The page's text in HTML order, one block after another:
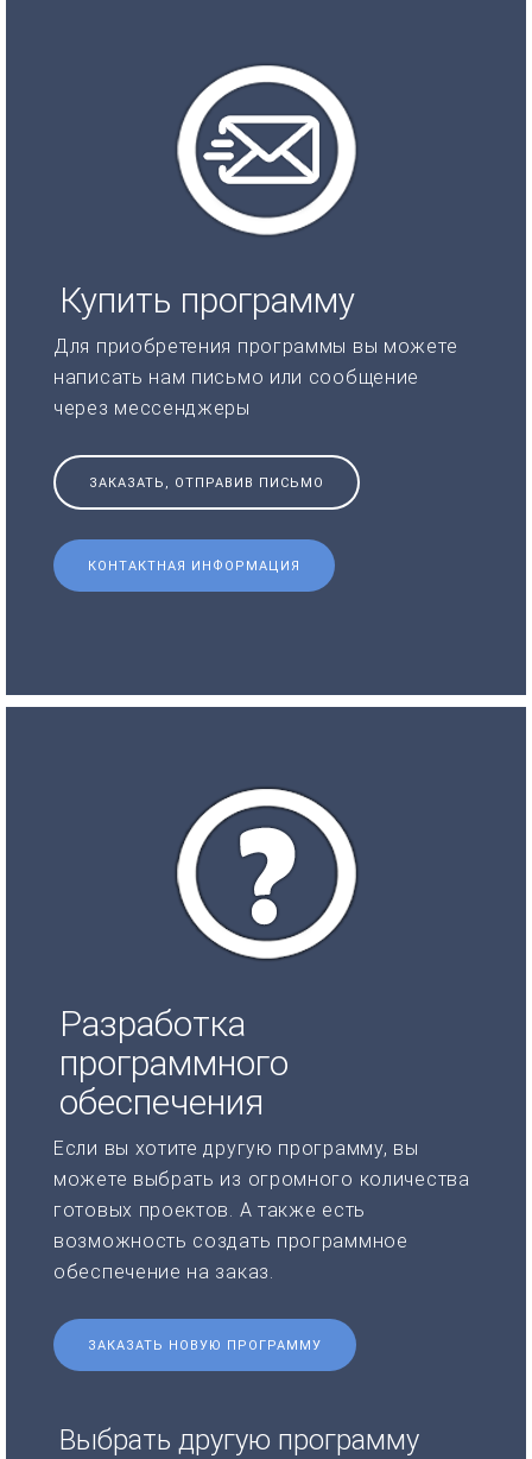
Купить программу
Для приобретения программы вы можете
написать нам письмо или сообщение
через мессенджеры
ЗАКАЗАТЬ, ОТПРАВИВ ПИСЬМО
КОНТАКТНАЯ ИНФОРМАЦИЯ
Разработка
программного
обеспечения
Если вы хотите другую программу, вы
можете выбрать из огромного количества
готовых проектов. А также есть
возможность создать программное
обеспечение на заказ.
ЗАКАЗАТЬ НОВУЮ ПРОГРАММУ
Выбрать другую программу